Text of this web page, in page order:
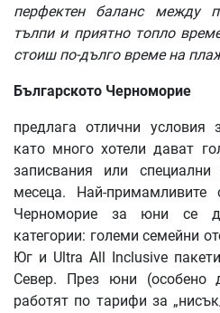
перфектен
баланс между
тълпи и приятно топло
стоиш по-дълго време на
Българското Черноморие
предлага отлични
като много хотели дават
записвания или
месеца. Най-примамливите
Черноморие за юни се
категории: големи семейни
Юг и Ultra All Inclusive
Север. През юни (особено
работят по тарифи за